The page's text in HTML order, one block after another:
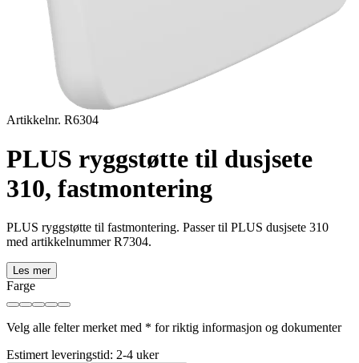
Artikkelnr. R6304
PLUS ryggstøtte til dusjsete
310, fastmontering
PLUS ryggstøtte til fastmontering. Passer til PLUS dusjsete 310
med artikkelnummer R7304.
Les mer
Farge
Velg alle felter merket med * for riktig informasjon og dokumenter
Estimert leveringstid: 2-4 uker